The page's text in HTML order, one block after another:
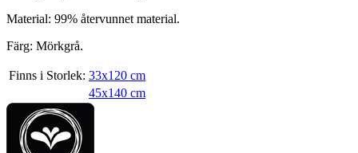
Material: 99% återvunnet material.
Färg: Mörkgrå.
Finns i Storlek: 33x120 cm
45x140 cm